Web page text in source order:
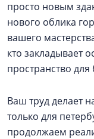
просто новым
нового облика
вашего
кто закладывает
пространство
Ваш труд делает
только для
продолжаем